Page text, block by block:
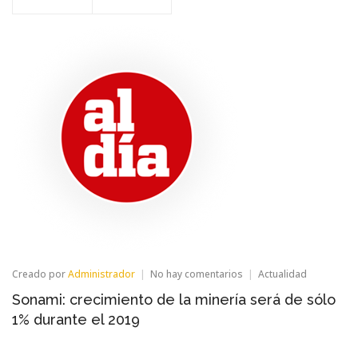
Creado porAdministrador No hay comentarios en
crecimiento
Actualidad
Sonami: crecimiento de la minería será de sólo
1% durante el 2019